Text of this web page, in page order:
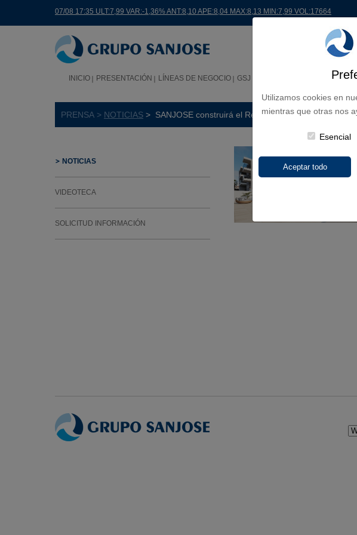
Utilizamos cookies en
mientras que otras nos
Esencial
07/08 17:35 ULT:7,99 VAR:-1,36% ANT:8,10 APE:8,04 MAX:8,13 MIN:7,99 VOL:17664
INICIO PRESENTACIÓN LÍNEAS DE NEGOCIO GSJ EN EL MUNDO PROYECTOS
PRENSA > NOTICIAS > SANJOSE construirá el Residencial Carena en El
NOTICIAS
VIDEOTECA
SOLICITUD INFORMACIÓN